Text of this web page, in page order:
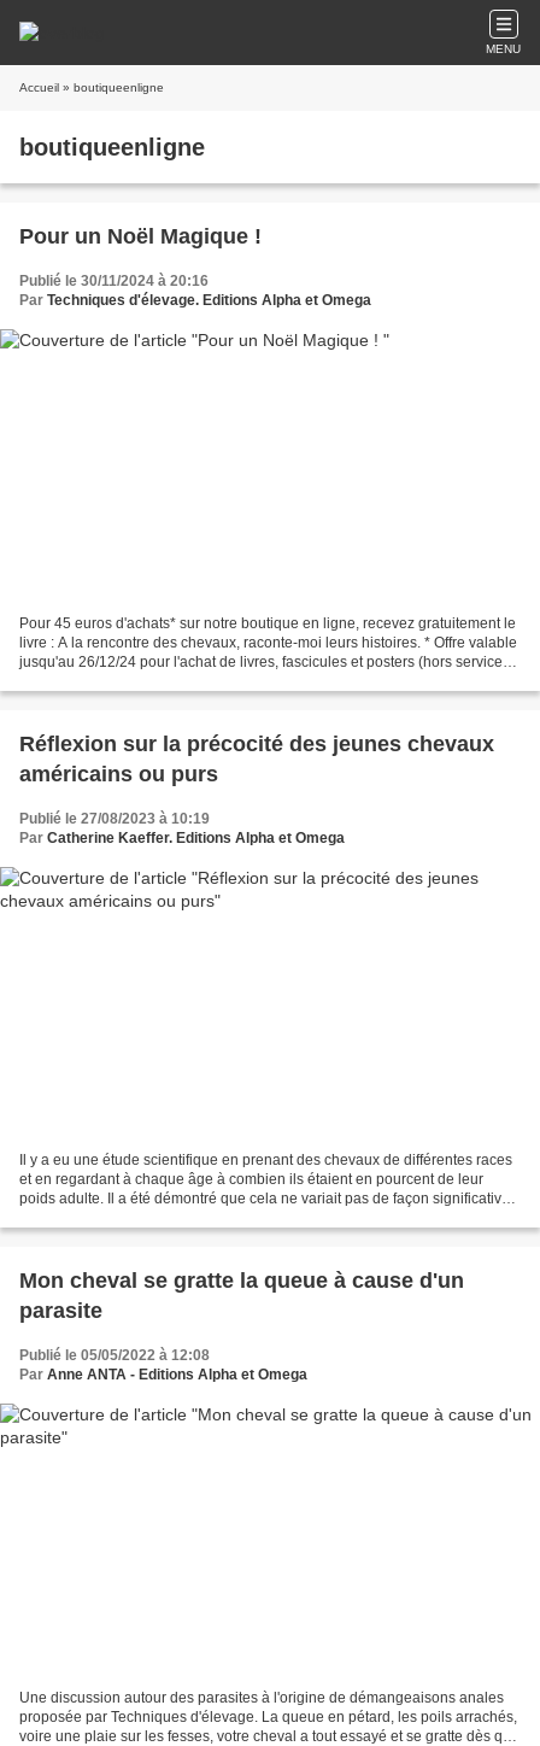
MENU
Accueil » boutiqueenligne
boutiqueenligne
Pour un Noël Magique !
Publié le 30/11/2024 à 20:16
Par Techniques d'élevage. Editions Alpha et Omega
Pour 45 euros d'achats* sur notre boutique en ligne, recevez gratuitement le
livre : A la rencontre des chevaux, raconte-moi leurs histoires. * Offre valable
jusqu'au 26/12/24 pour l'achat de livres, fascicules et posters (hors services).
Réflexion sur la précocité des jeunes chevaux
américains ou purs
Publié le 27/08/2023 à 10:19
Par Catherine Kaeffer. Editions Alpha et Omega
Il y a eu une étude scientifique en prenant des chevaux de différentes races
et en regardant à chaque âge à combien ils étaient en pourcent de leur
poids adulte. Il a été démontré que cela ne variait pas de façon significative
Mon cheval se gratte la queue à cause d'un
parasite
Publié le 05/05/2022 à 12:08
Par Anne ANTA - Editions Alpha et Omega
Une discussion autour des parasites à l'origine de démangeaisons anales
proposée par Techniques d'élevage. La queue en pétard, les poils arrachés,
voire une plaie sur les fesses, votre cheval a tout essayé et se gratte dès qu'il